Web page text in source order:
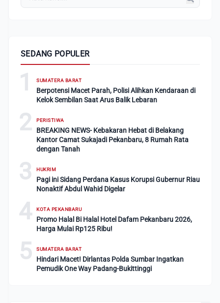
SEDANG POPULER
1 SUMATERA BARAT
Berpotensi Macet Parah, Polisi Alihkan Kendaraan di
Kelok Sembilan Saat Arus Balik Lebaran
2 PERISTIWA
BREAKING NEWS- Kebakaran Hebat di Belakang
Kantor Camat Sukajadi Pekanbaru, 8 Rumah Rata
dengan Tanah
3 HUKRIM
Pagi ini Sidang Perdana Kasus Korupsi Gubernur Riau
Nonaktif Abdul Wahid Digelar
4 KOTA PEKANBARU
Promo Halal Bi Halal Hotel Dafam Pekanbaru 2026,
Harga Mulai Rp125 Ribu!
5 SUMATERA BARAT
Hindari Macet! Dirlantas Polda Sumbar Ingatkan
Pemudik One Way Padang-Bukittinggi